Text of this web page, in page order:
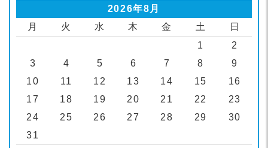
2026年8月
月
火 水 木 金 土 日
1
2
3
4 5 6 7 8
9
10
11 12 13 14 15
16
17
18 19 20 21 22
23
24
25 26 27 28 29
30
31